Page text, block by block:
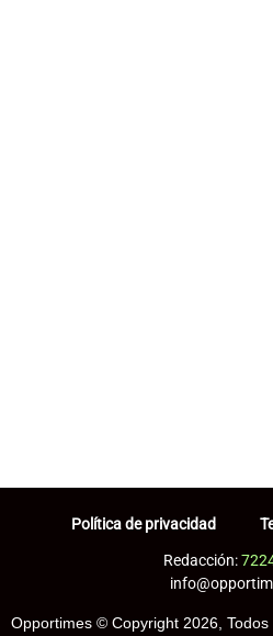
Política de privacidad
Redacción:
Opportimes © Copyright 2026, Todos